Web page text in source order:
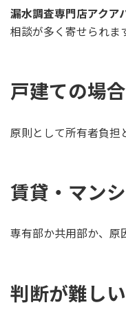
漏水調査専門店アクア
相談が多く寄せられま
戸建ての場合
原則として所有者負担
賃貸・マン
専有部か共用部か、原
判断が難し